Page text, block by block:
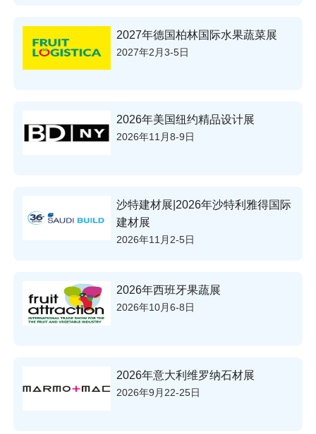
2027年德国柏林国际水果蔬菜展
2027年2月3-5日
2026年美国纽约精品设计展
2026年11月8-9日
沙特建材展|2026年沙特利雅得国际
建材展
2026年11月2-5日
2026年西班牙果蔬展
2026年10月6-8日
2026年意大利维罗纳石材展
2026年9月22-25日